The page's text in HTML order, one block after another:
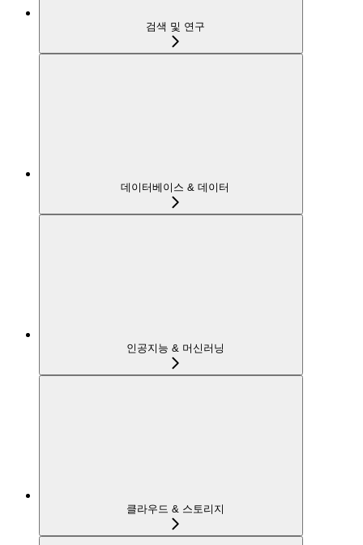
검색 및 연구
데이터베이스 & 데이터
인공지능 & 머신러닝
클라우드 & 스토리지